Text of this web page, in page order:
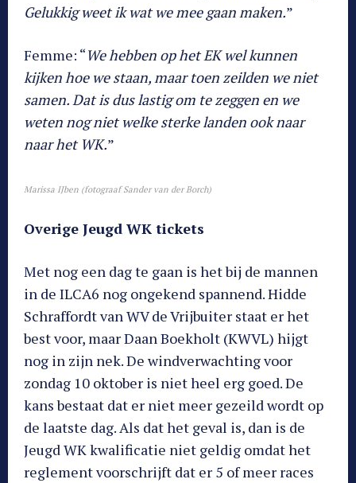
Gelukkig weet ik wat we mee gaan maken.”
Femme: “We hebben op het EK wel kunnen
kijken hoe we staan, maar toen zeilden we niet
samen. Dat is dus lastig om te zeggen en we
weten nog niet welke sterke landen ook naar
naar het WK.”
Marissa IJben (fotograaf Sander van der Borch)
Overige Jeugd WK tickets
Met nog een dag te gaan is het bij de mannen
in de ILCA6 nog ongekend spannend. Hidde
Schraffordt van WV de Vrijbuiter staat er het
best voor, maar Daan Boekholt (KWVL) hijgt
nog in zijn nek. De windverwachting voor
zondag 10 oktober is niet heel erg goed. De
kans bestaat dat er niet meer gezeild wordt op
de laatste dag. Als dat het geval is, dan is de
Jeugd WK kwalificatie niet geldig omdat het
reglement voorschrijft dat er 5 of meer races